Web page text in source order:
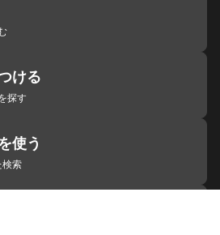
ける
探す
使う
検索